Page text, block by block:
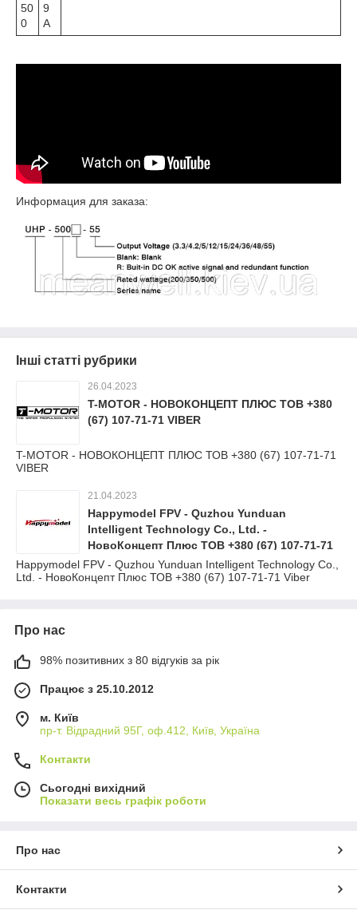
50
0
9
А
Информация для заказа:
Інші статті рубрики
26.04.2023
T-MOTOR - НОВОКОНЦЕПТ ПЛЮС ТОВ +380
(67) 107-71-71 VIBER
T-MOTOR - НОВОКОНЦЕПТ ПЛЮС ТОВ +380 (67) 107-71-71
VIBER
21.04.2023
Happymodel FPV - Quzhou Yunduan
Intelligent Technology Co., Ltd. -
НовоКонцепт Плюс ТОВ +380 (67) 107-71-71
Viber
Happymodel FPV - Quzhou Yunduan Intelligent Technology Co.,
Ltd. - НовоКонцепт Плюс ТОВ +380 (67) 107-71-71 Viber
Про нас
98% позитивних з 80 відгуків за рік
Працює з 25.10.2012
м. Київ
пр-т. Відрадний 95Г, оф.412, Київ, Україна
Контакти
Сьогодні вихідний
Показати весь графік роботи
Про нас
Контакти